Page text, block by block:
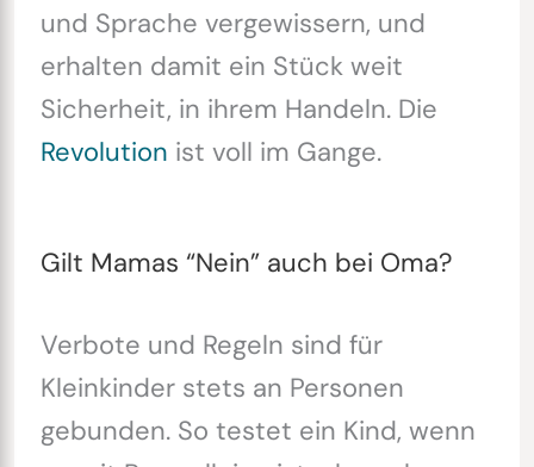
und Sprache vergewissern, und
erhalten damit ein Stück weit
Sicherheit, in ihrem Handeln. Die
Revolution ist voll im Gange.
Gilt Mamas “Nein” auch bei Oma?
Verbote und Regeln sind für
Kleinkinder stets an Personen
gebunden. So testet ein Kind, wenn